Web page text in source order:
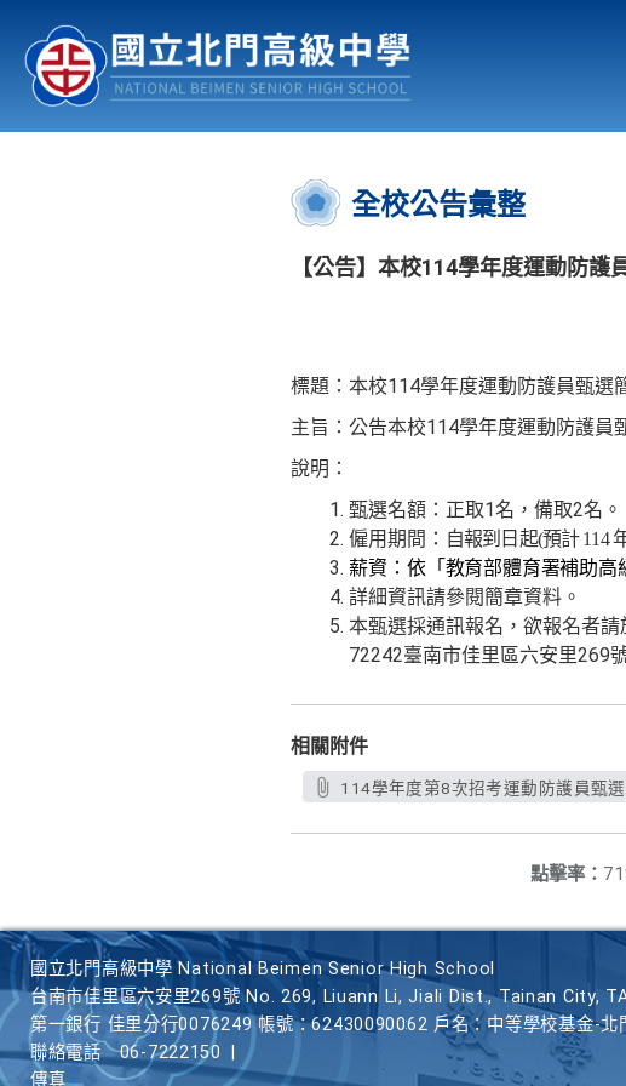
認識北中 行事曆
:::
全校公告彙整
【公告】本校114學年度運動防護
標題：本校114學年度運動防護員甄選
主旨：公告本校114學年度運動防護員
說明：
甄選名額：正取1名，備取2名。
僱用期間： 自報到日起(預計 114
薪資： 依「教育部體育署補助高
詳細資訊請參閱簡章資料。
本甄選採通訊報名，欲報名者請
72242臺南市佳里區六安里269
相關附件
114學年度第8次招考運動防護員甄
點擊率：
國立北門高級中學 National Beimen Senior High School
台南市佳里區六安里269號 No. 269, Liuann Li, Jiali Dist., Tainan City,
第一銀行 佳里分行0076249 帳號：62430090062 戶名：中等學校基金-
聯絡電話
06-7222150
傳真